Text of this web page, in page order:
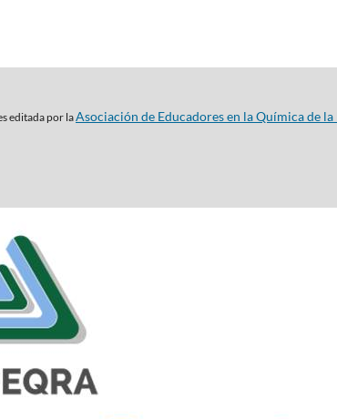
editada por laAsociación de Educadores en la Química de